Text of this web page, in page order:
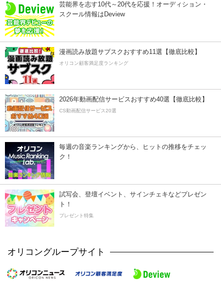
芸能界を志す10代～20代を応援！オーディション・
スクール情報はDeview
漫画読み放題サブスクおすすめ11選【徹底比較】
オリコン顧客満足度ランキング
2026年動画配信サービスおすすめ40選【徹底比較】
CS動画配信サービス20選
毎週の音楽ランキングから、ヒットの推移をチェッ
ク！
試写会、登壇イベント、サインチェキなどプレゼン
ト！
プレゼント特集
オリコングループサイト